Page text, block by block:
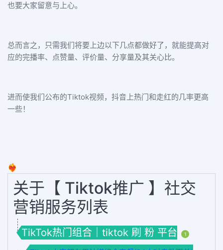
也要大家留意与上心。
总而言之，只需我们将要上边以下几点都做好了，就能提高对
应的完播率、点赞量、评价量、分享量及其关心比。
进而使我们公布的Tiktok视频，抖音上热门和走红的几率更高
一些！
❤️‍🔥
关于【 Tiktok推广 】社交
营销服务列表
TikTok热门组合｜tiktok 刷 粉 平台 1